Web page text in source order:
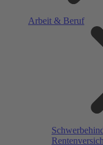
Arbeit & Beruf